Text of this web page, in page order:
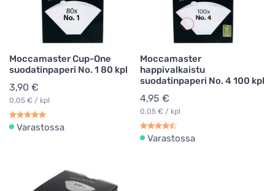
Moccamaster Cup-One
suodatinpaperi No. 1 80 kpl
3,90 €
0,05 € / kpl
Varastossa
Moccamaster
happivalkaistu
suodatinpaperi No. 4 100 kpl
4,95 €
0,05 € / kpl
Varastossa